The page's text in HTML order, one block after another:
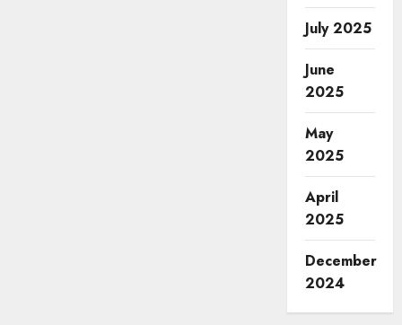
July 2025
June
2025
May
2025
April
2025
December
2024